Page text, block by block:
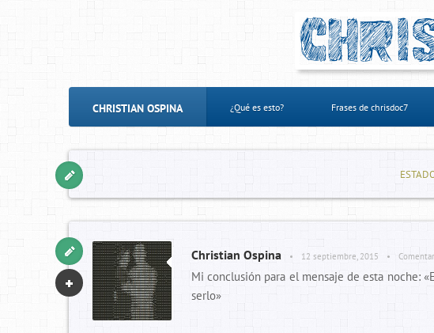
CHRISTIAN OSPINA ¿Qué es esto? Frases de chrisdoc7
Christian Ospina • 12 septiembre, 2015 • Comentar
Mi conclusión para el mensaje de esta noche:
serlo»